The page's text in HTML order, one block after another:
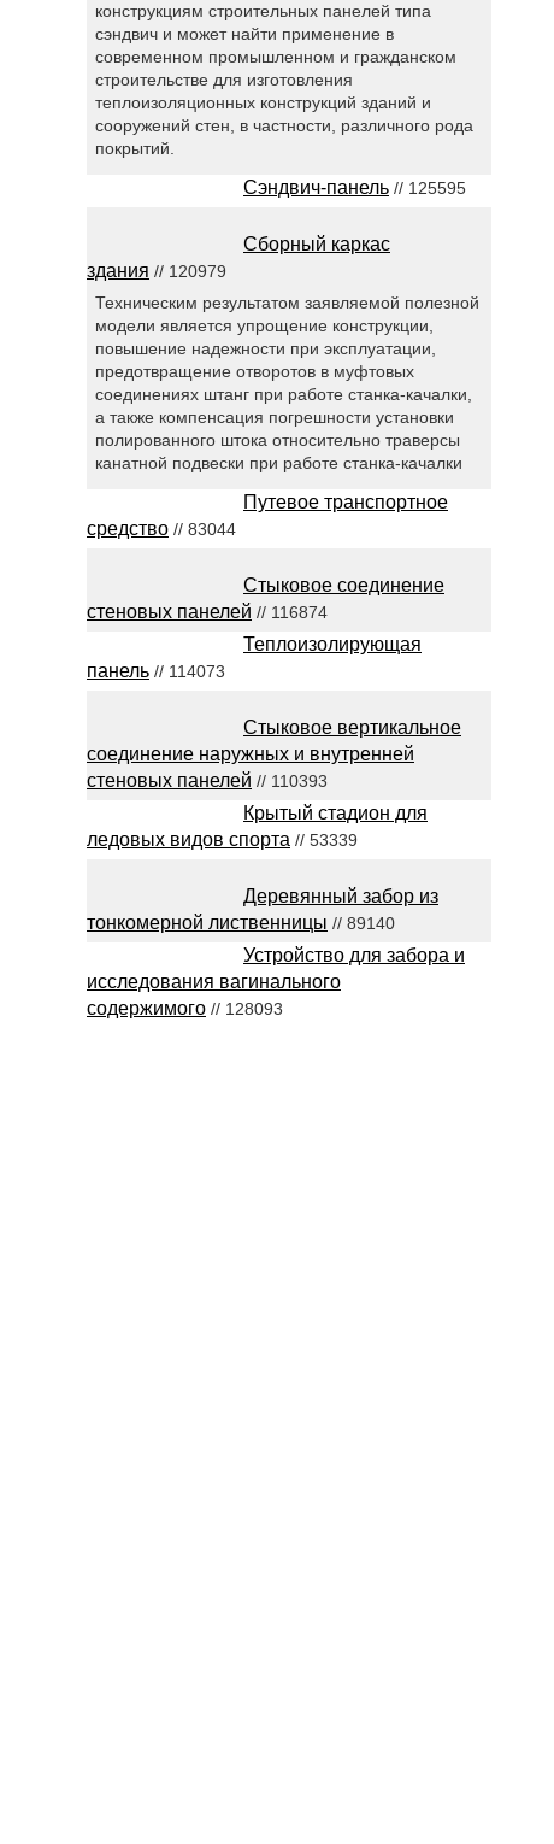
конструкциям строительных панелей типа
сэндвич и может найти применение в
современном промышленном и гражданском
строительстве для изготовления
теплоизоляционных конструкций зданий и
сооружений стен, в частности, различного рода
покрытий.
Сэндвич-панель // 125595
Сборный каркас
здания // 120979
Техническим результатом заявляемой полезной
модели является упрощение конструкции,
повышение надежности при эксплуатации,
предотвращение отворотов в муфтовых
соединениях штанг при работе станка-качалки,
а также компенсация погрешности установки
полированного штока относительно траверсы
канатной подвески при работе станка-качалки
Путевое транспортное
средство // 83044
Стыковое соединение
стеновых панелей // 116874
Теплоизолирующая
панель // 114073
Стыковое вертикальное
соединение наружных и внутренней
стеновых панелей // 110393
Крытый стадион для
ледовых видов спорта // 53339
Деревянный забор из
тонкомерной лиственницы // 89140
Устройство для забора и
исследования вагинального
содержимого // 128093